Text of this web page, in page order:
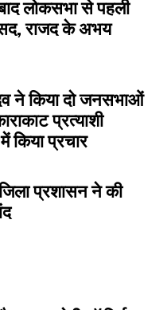
लोकसभा से पहली
राजद के अभय
ने किया दो जनसभाओं
प्रत्याशी
किया प्रचार
प्रशासन ने की